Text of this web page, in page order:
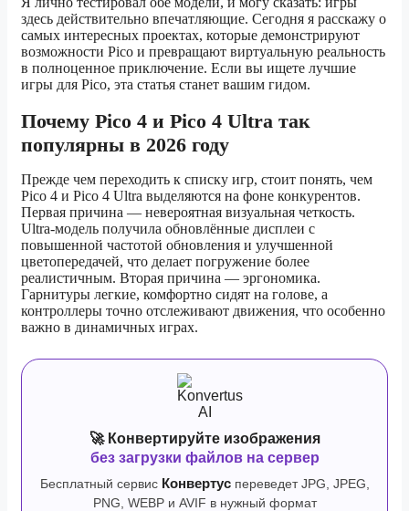
здесь действительно впечатляющие. Сегодня я расскажу о
самых интересных проектах, которые демонстрируют
возможности Pico и превращают виртуальную реальность
в полноценное приключение. Если вы ищете лучшие
игры для Pico, эта статья станет вашим гидом.
Почему Pico 4 и Pico 4 Ultra так
популярны в 2026 году
Прежде чем переходить к списку игр, стоит понять, чем
Pico 4 и Pico 4 Ultra выделяются на фоне конкурентов.
Первая причина — невероятная визуальная четкость.
Ultra-модель получила обновлённые дисплеи с
повышенной частотой обновления и улучшенной
цветопередачей, что делает погружение более
реалистичным. Вторая причина — эргономика.
Гарнитуры легкие, комфортно сидят на голове, а
контроллеры точно отслеживают движения, что особенно
важно в динамичных играх.
🚀 Конвертируйте изображения
без загрузки файлов на сервер
Бесплатный сервис Конвертуспереведет JPG, JPEG,
PNG, WEBP и AVIF в нужный формат